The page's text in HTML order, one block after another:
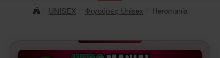
UNISEX Φιγούρες Unisex Heromania